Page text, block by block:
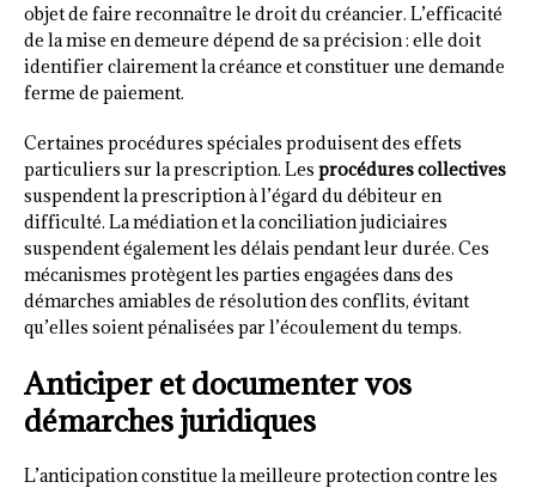
objet de faire reconnaître le droit du créancier. L’efficacité
de la mise en demeure dépend de sa précision : elle doit
identifier clairement la créance et constituer une demande
ferme de paiement.
Certaines procédures spéciales produisent des effets
particuliers sur la prescription. Les procédures collectives
suspendent la prescription à l’égard du débiteur en
difficulté. La médiation et la conciliation judiciaires
suspendent également les délais pendant leur durée. Ces
mécanismes protègent les parties engagées dans des
démarches amiables de résolution des conflits, évitant
qu’elles soient pénalisées par l’écoulement du temps.
Anticiper et documenter vos
démarches juridiques
L’anticipation constitue la meilleure protection contre les